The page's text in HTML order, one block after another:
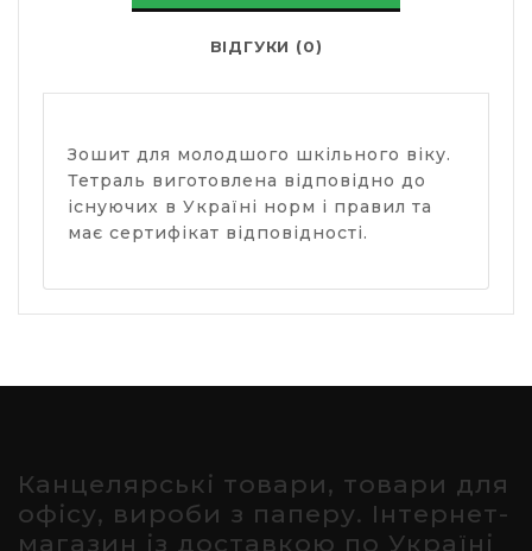
ВІДГУКИ (0)
Зошит для молодшого шкільного віку.
Тетраль виготовлена відповідно до
існуючих в Україні норм і правил та
має сертифікат відповідності.
Канцелярські товари, товари для
офісу, вироби з паперу. Інтернет-
магазин із доставкою по Україні